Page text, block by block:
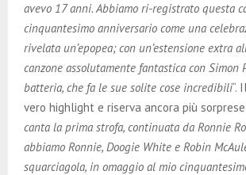
avevo 17 anni. Abbiamo ri-registrato questa
cinquantesimo anniversario come una
rivelata un’epopea; con un’estensione extra
canzone assolutamente fantastica con Simon
batteria, che fa le sue solite cose incredibili“.
vero highlight e riserva ancora più
canta la prima strofa, continuata da Ronnie
abbiamo Ronnie, Doogie White e Robin
squarciagola, in omaggio al mio